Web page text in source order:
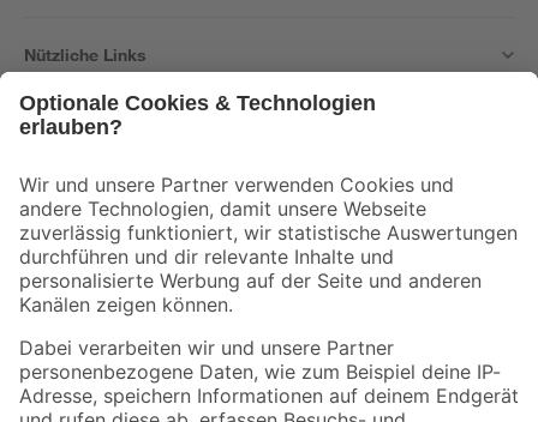
Nützliche Links
Der toom Newsletter: Keine Angebote und Aktionen mehr verpassen!
Zur Newsletter Anmeldung
Folge uns
Zahlungsarten Versandarten